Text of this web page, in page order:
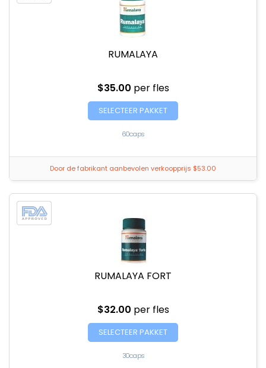
RUMALAYA
$35.00 per fles
SELECTEER PAKKET
60caps
Door de fabrikant aanbevolen verkoopprijs $53.00
RUMALAYA FORT
$32.00 per fles
SELECTEER PAKKET
30caps